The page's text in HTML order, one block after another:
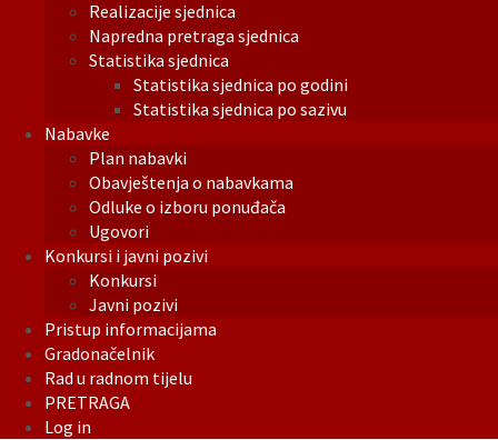
Realizacije sjednica
Napredna pretraga sjednica
Statistika sjednica
Statistika sjednica po godini
Statistika sjednica po sazivu
Nabavke
Plan nabavki
Obavještenja o nabavkama
Odluke o izboru ponuđača
Ugovori
Konkursi i javni pozivi
Konkursi
Javni pozivi
Pristup informacijama
Gradonačelnik
Rad u radnom tijelu
PRETRAGA
Log in